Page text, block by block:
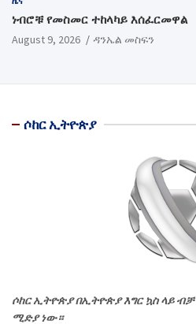
ነብሮቹ የመስመር ተከላካይ እሰፈርመዋል
August 9, 2026 ዳንኤል መስፍን
ሶከር ኢትዮጵያ
ሶከር ኢትዮጵያ በኢትዮጵያ እግር ኳስ ላይ
ሚድያ ነው።